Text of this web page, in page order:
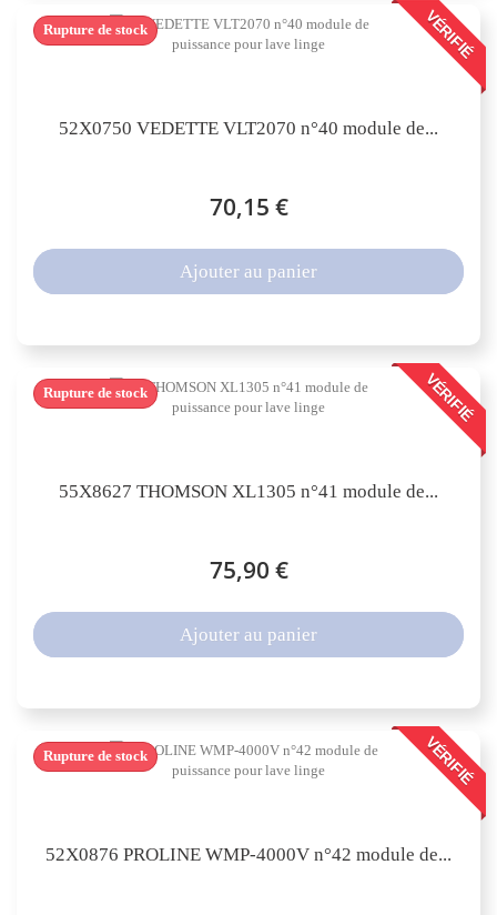
VÉRIFIÉ
52X0750 VEDETTE VLT2070 n°40 module de...
70,15 €
Rupture de stock
Ajouter au panier
VÉRIFIÉ
55X8627 THOMSON XL1305 n°41 module de...
75,90 €
Rupture de stock
Ajouter au panier
VÉRIFIÉ
52X0876 PROLINE WMP-4000V n°42 module de...
Rupture de stock